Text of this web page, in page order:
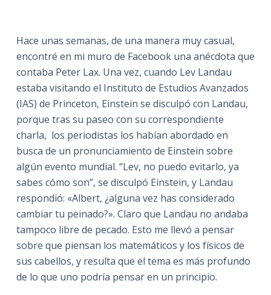
Hace unas semanas, de una manera muy casual,
encontré en mi muro de Facebook una anécdota que
contaba Peter Lax. Una vez, cuando Lev Landau
estaba visitando el Instituto de Estudios Avanzados
(IAS) de Princeton, Einstein se disculpó con Landau,
porque tras su paseo con su correspondiente
charla, los periodistas los habían abordado en
busca de un pronunciamiento de Einstein sobre
algún evento mundial. “Lev, no puedo evitarlo, ya
sabes cómo son”, se disculpó Einstein, y Landau
respondió: «Albert, ¿alguna vez has considerado
cambiar tu peinado?». Claro que Landau no andaba
tampoco libre de pecado. Esto me llevó a pensar
sobre que piensan los matemáticos y los físicos de
sus cabellos, y resulta que el tema es más profundo
de lo que uno podría pensar en un principio.